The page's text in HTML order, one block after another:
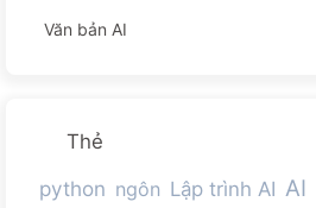
Văn bản AI
Thẻ
python ngôn Lập trình AI AI